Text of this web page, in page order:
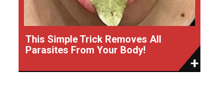
This Simple Trick Removes All
Parasites From Your Body!